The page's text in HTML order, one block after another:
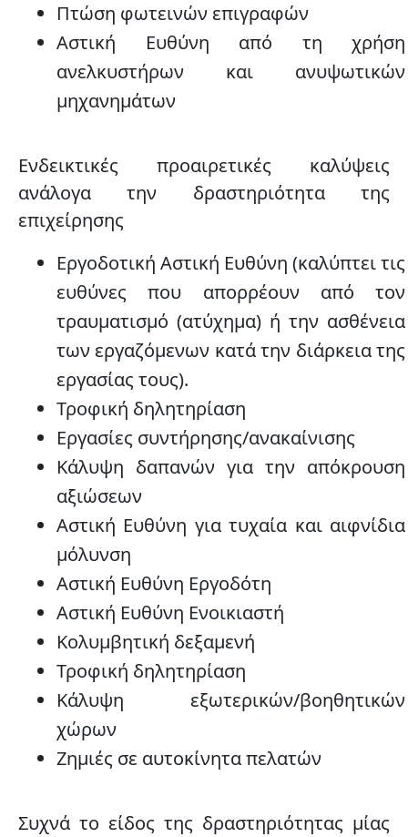
Πτώση φωτεινών επιγραφών
Αστική Ευθύνη από τη χρήση
ανελκυστήρων και ανυψωτικών
μηχανημάτων
Ενδεικτικές προαιρετικές καλύψεις
ανάλογα την δραστηριότητα της
επιχείρησης
Εργοδοτική Αστική Ευθύνη (καλύπτει τις
ευθύνες που απορρέουν από τον
τραυματισμό (ατύχημα) ή την ασθένεια
των εργαζόμενων κατά την διάρκεια της
εργασίας τους).
Τροφική δηλητηρίαση
Εργασίες συντήρησης/ανακαίνισης
Κάλυψη δαπανών για την απόκρουση
αξιώσεων
Αστική Ευθύνη για τυχαία και αιφνίδια
μόλυνση
Αστική Ευθύνη Εργοδότη
Αστική Ευθύνη Ενοικιαστή
Κολυμβητική δεξαμενή
Τροφική δηλητηρίαση
Κάλυψη εξωτερικών/βοηθητικών
χώρων
Ζημιές σε αυτοκίνητα πελατών
Συχνά το είδος της δραστηριότητας μίας